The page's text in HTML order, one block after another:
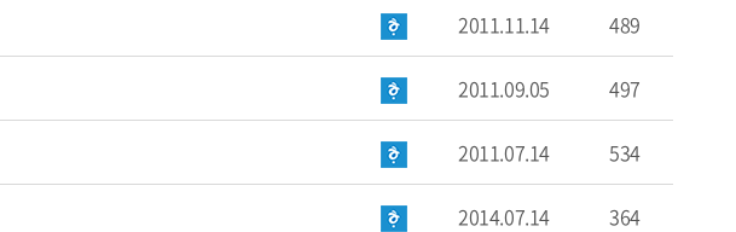
2011.11.14 489
2011.09.05 497
2011.07.14 534
2014.07.14 364